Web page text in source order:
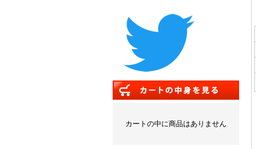
カートの中に商品はありません